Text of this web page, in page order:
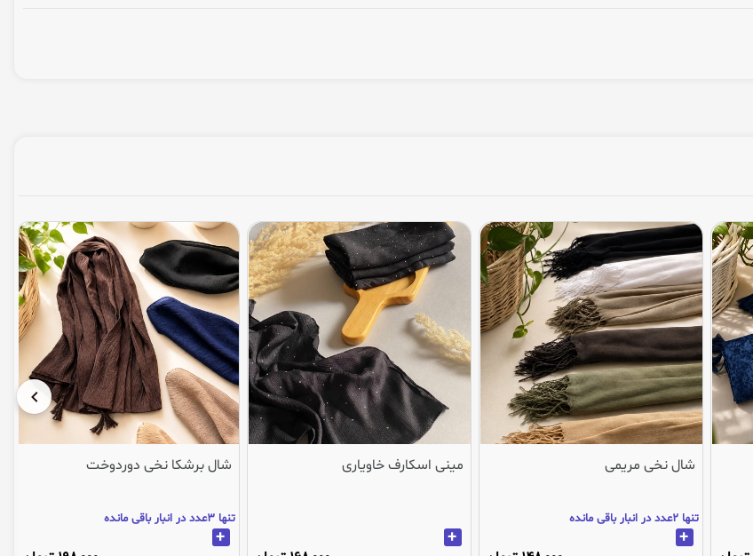
شال نخی مریمی
تنها 2عدد در انبار باقی مانده
+
مینی اسکارف خاویاری
+
شال برشکا نخی دوردوخت
تنها 3عدد در انبار باقی مانده
+